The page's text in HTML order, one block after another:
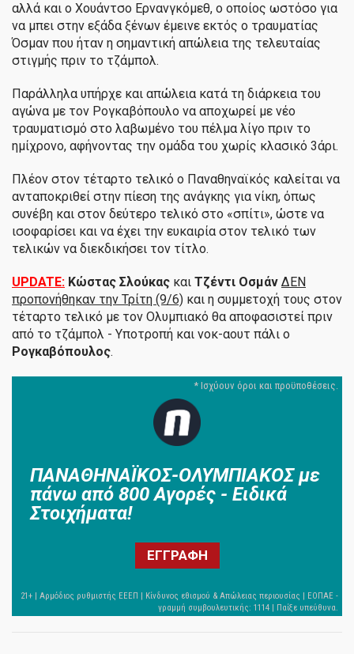
αλλά και ο Χουάντσο Ερνανγκόμεθ, ο οποίος ωστόσο για
να μπει στην εξάδα ξένων έμεινε εκτός ο τραυματίας
Όσμαν που ήταν η σημαντική απώλεια της τελευταίας
στιγμής πριν το τζάμπολ.
Παράλληλα υπήρχε και απώλεια κατά τη διάρκεια του
αγώνα με τον Ρογκαβόπουλο να αποχωρεί με νέο
τραυματισμό στο λαβωμένο του πέλμα λίγο πριν το
ημίχρονο, αφήνοντας την ομάδα του χωρίς κλασικό 3άρι.
Πλέον στον τέταρτο τελικό ο Παναθηναϊκός καλείται να
ανταποκριθεί στην πίεση της ανάγκης για νίκη, όπως
συνέβη και στον δεύτερο τελικό στο «σπίτι», ώστε να
ισοφαρίσει και να έχει την ευκαιρία στον τελικό των
τελικών να διεκδικήσει τον τίτλο.
UPDATE: Κώστας Σλούκας και Τζέντι Οσμάν ΔΕΝ
προπονήθηκαν την Τρίτη (9/6) και η συμμετοχή τους στον
τέταρτο τελικό με τον Ολυμπιακό θα αποφασιστεί πριν
από το τζάμπολ - Υποτροπή και νοκ-αουτ πάλι ο
Ρογκαβόπουλος.
ΠΑΝΑΘΗΝΑΪΚΟΣ-ΟΛΥΜΠΙΑΚΟΣ με
πάνω από 800 Αγορές - Ειδικά
Στοιχήματα!
ΕΓΓΡΑΦΗ